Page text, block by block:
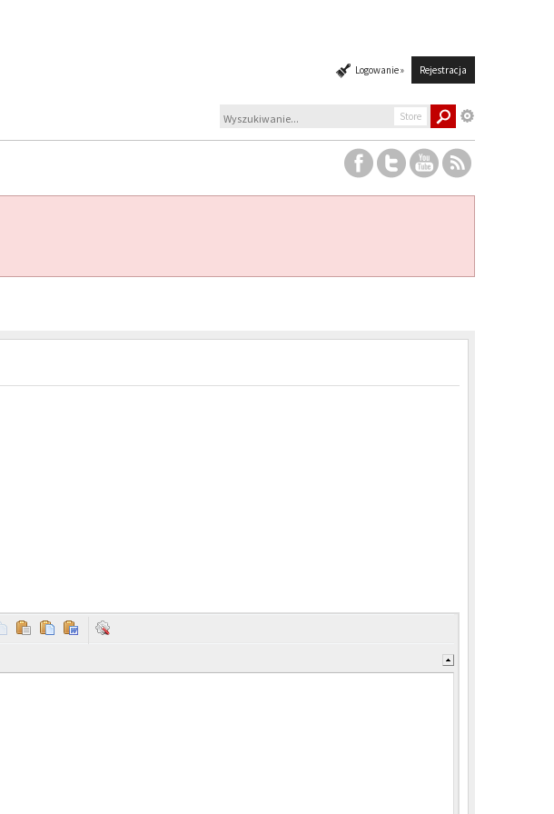
Logowanie » Rejestracja
Store